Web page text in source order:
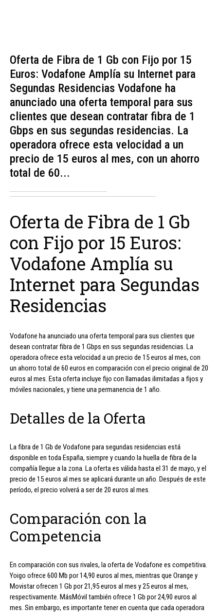
Oferta de Fibra de 1 Gb con Fijo por 15
Euros: Vodafone Amplía su Internet para
Segundas Residencias Vodafone ha
anunciado una oferta temporal para sus
clientes que desean contratar fibra de 1
Gbps en sus segundas residencias. La
operadora ofrece esta velocidad a un
precio de 15 euros al mes, con un ahorro
total de 60...
Oferta de Fibra de 1 Gb
con Fijo por 15 Euros:
Vodafone Amplía su
Internet para Segundas
Residencias
Vodafone ha anunciado una oferta temporal para sus clientes que
desean contratar fibra de 1 Gbps en sus segundas residencias. La
operadora ofrece esta velocidad a un precio de 15 euros al mes, con
un ahorro total de 60 euros en comparación con el precio original de 20
euros al mes. Esta oferta incluye fijo con llamadas ilimitadas a fijos y
móviles nacionales, y tiene una permanencia de 1 año.
Detalles de la Oferta
La fibra de 1 Gb de Vodafone para segundas residencias está
disponible en toda España, siempre y cuando la huella de fibra de la
compañía llegue a la zona. La oferta es válida hasta el 31 de mayo, y el
precio de 15 euros al mes se aplicará durante un año. Después de este
período, el precio volverá a ser de 20 euros al mes.
Comparación con la
Competencia
En comparación con sus rivales, la oferta de Vodafone es competitiva.
Yoigo ofrece 600 Mb por 14,90 euros al mes, mientras que Orange y
Movistar ofrecen 1 Gb por 21,95 euros al mes y 25 euros al mes,
respectivamente. MásMóvil también ofrece 1 Gb por 24,90 euros al
mes. Sin embargo, es importante tener en cuenta que cada operadora